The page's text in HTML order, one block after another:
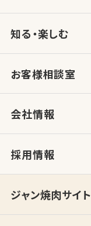
知る・楽しむ
お客様相談室
会社情報
採用情報
ジャン焼肉サイト